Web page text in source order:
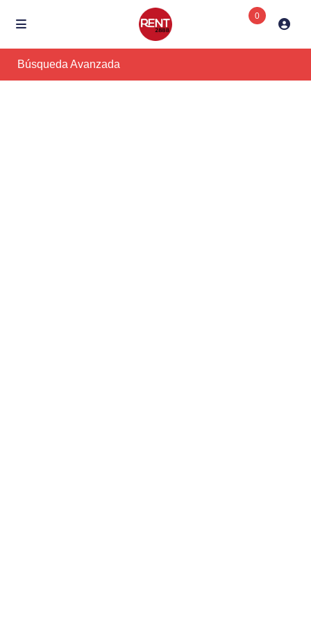
0
Búsqueda Avanzada